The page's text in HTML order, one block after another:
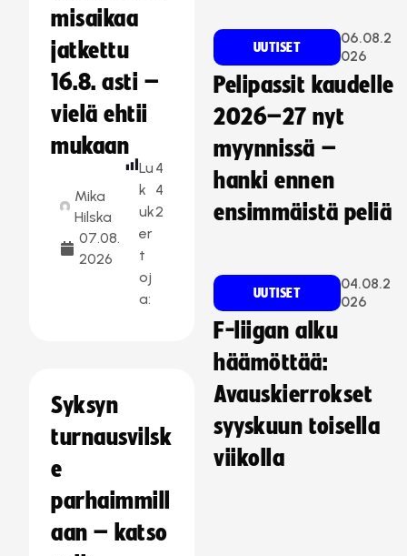
misaikaa
jatkettu
16.8. asti –
vielä ehtii
mukaan
Mika
Hilska
07.08.
2026
Lu
k
uk
er
t
oj
a:
4
4
2
Syksyn
turnausvilsk
e
parhaimmill
aan – katso
UUTISET
06.08.2
026
Pelipassit kaudelle
2026–27 nyt
myynnissä –
hanki ennen
ensimmäistä peliä
UUTISET
04.08.2
026
F-liigan alku
häämöttää:
Avauskierrokset
syyskuun toisella
viikolla